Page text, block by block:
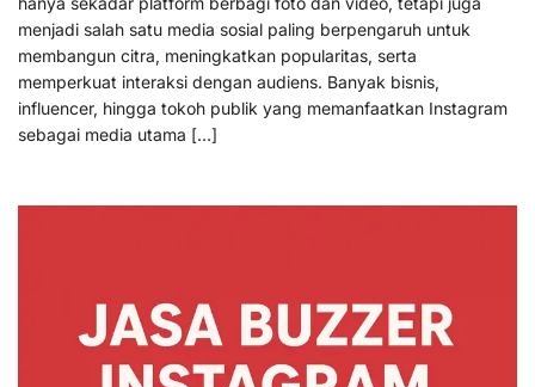
menjadi salah satu media sosial paling berpengaruh untuk
membangun citra, meningkatkan popularitas, serta
memperkuat interaksi dengan audiens. Banyak bisnis,
influencer, hingga tokoh publik yang memanfaatkan Instagram
sebagai media utama […]